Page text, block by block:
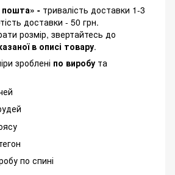
- тривалість доставки 1-3
доставки - 50 грн.
розмір, звертайтесь до
в описі товару.
зроблені по виробу та
по спині